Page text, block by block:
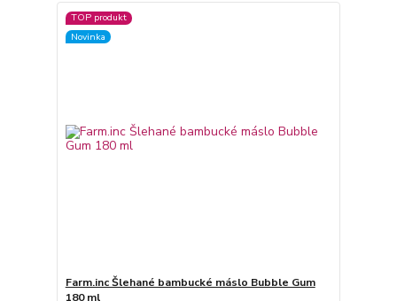
TOP produkt
Novinka
Farm.inc Šlehané bambucké máslo Bubble Gum
180 ml